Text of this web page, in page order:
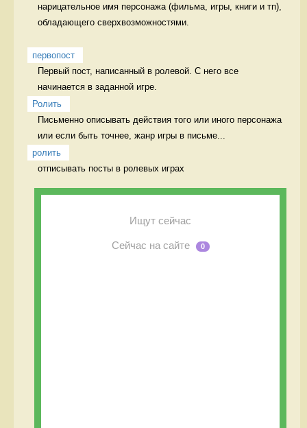
нарицательное имя персонажа (фильма, игры, книги и тп),
обладающего сверхвозможностями.
первопост
Первый пост, написанный в ролевой. С него все
начинается в заданной игре.
Ролить
Письменно описывать действия того или иного персонажа
или если быть точнее, жанр игры в письме...
ролить
отписывать посты в ролевых играх
Ищут сейчас
Сейчас на сайте 0